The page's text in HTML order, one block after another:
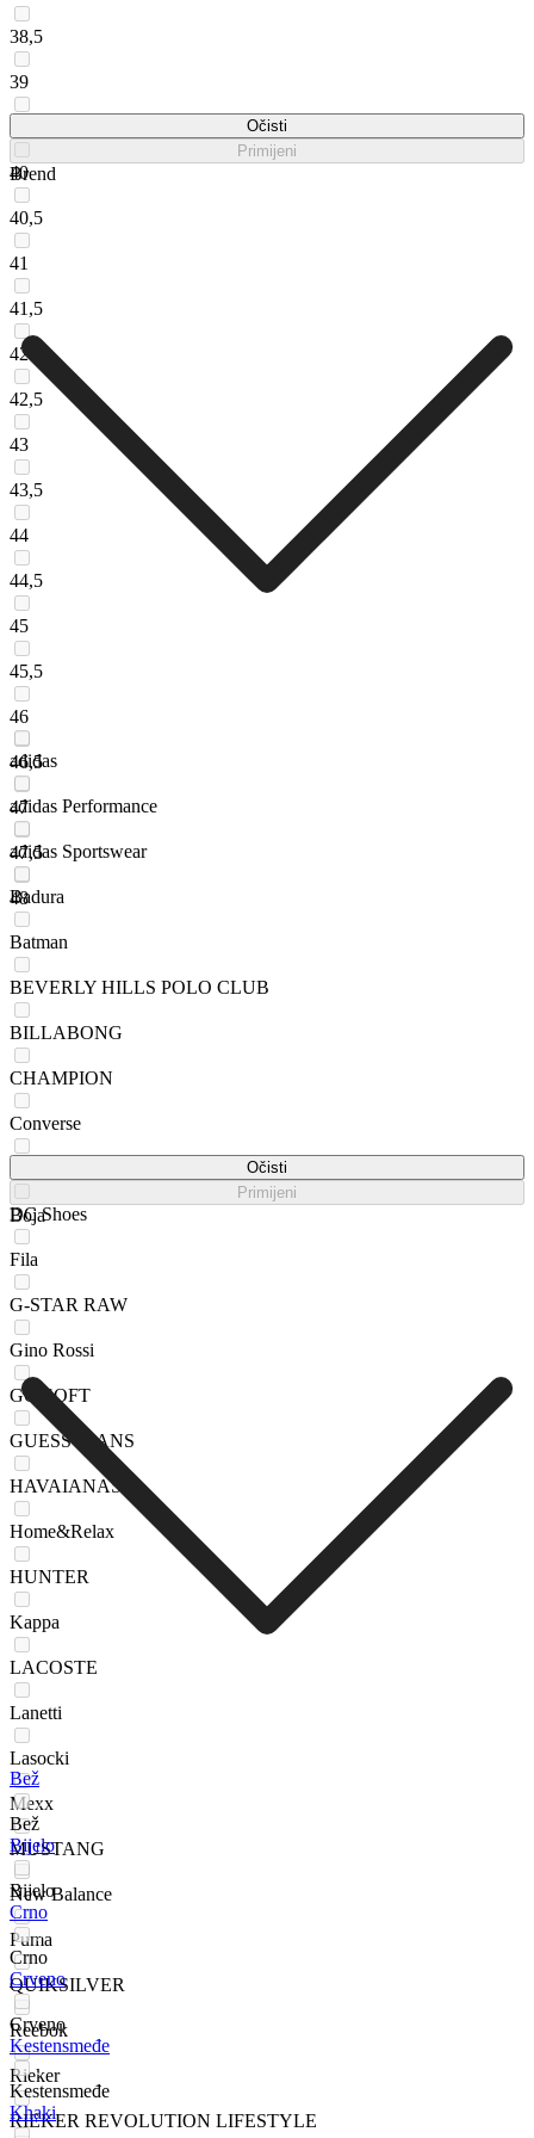
38,5
39
40
40,5
41
41,5
42
42,5
43
43,5
44
44,5
45
45,5
46
46,5
47
47,5
48
Očisti
Primijeni
Brend
adidas
adidas Performance
adidas Sportswear
Badura
Batman
BEVERLY HILLS POLO CLUB
BILLABONG
CHAMPION
Converse
DC Shoes
Fila
G-STAR RAW
Gino Rossi
GO SOFT
GUESS JEANS
HAVAIANAS
Home&Relax
HUNTER
Kappa
LACOSTE
Lanetti
Lasocki
Mexx
MUSTANG
New Balance
Puma
QUIKSILVER
Reebok
Rieker
RIEKER REVOLUTION LIFESTYLE
Očisti
Primijeni
Boja
Bež
Bež
Bijelo
Bijelo
Crno
Crno
Crveno
Crveno
Kestensmeđe
Kestensmeđe
Khaki